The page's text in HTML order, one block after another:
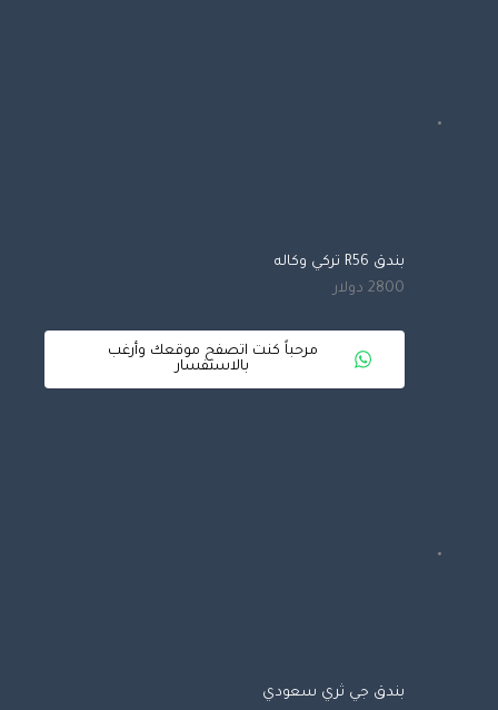
بندق R56 تركي وكاله
2800 دولار
مرحباً كنت اتصفح موقعك وأرغب
بالاستفسار
بندق جي ثري سعودي